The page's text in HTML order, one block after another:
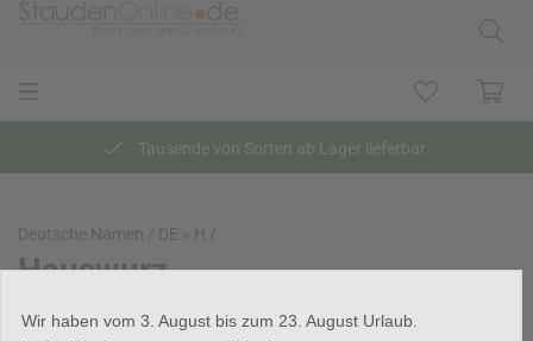
Sicher und schnell online bezahlen
Deutsche Namen / DE » H /
Hauswurz
Wir haben vom 3. August bis zum 23. August Urlaub.